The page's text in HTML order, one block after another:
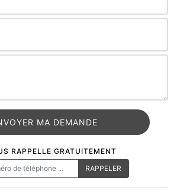
RAPPELLE GRATUITEMENT